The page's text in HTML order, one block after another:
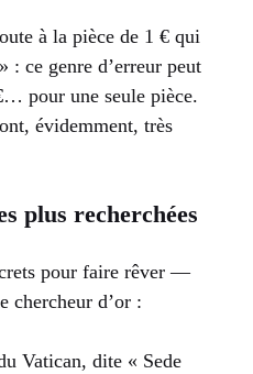
à la pièce de 1 € qui
: ce genre d’erreur peut
… pour une seule pièce.
évidemment, très
plus recherchées
pour faire rêver —
chercheur d’or :
Vatican, dite « Sede